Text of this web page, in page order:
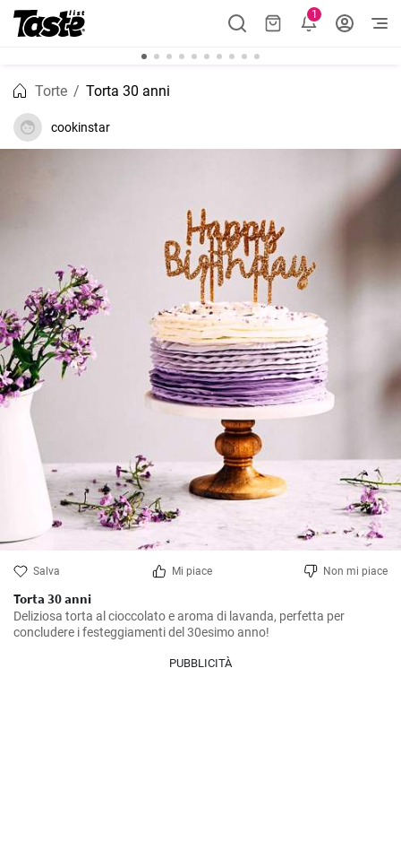
1
Torte Torta 30 anni
cookinstar
Salva Mi piace Non mi piace
Torta 30 anni
Deliziosa torta al cioccolato e aroma di lavanda, perfetta per
concludere i festeggiamenti del 30esimo anno!
PUBBLICITÀ